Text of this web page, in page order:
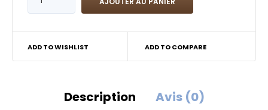
ADD TO WISHLIST ADD TO COMPARE
Description Avis (0)